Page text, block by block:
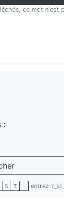
ce mot n'est
:
S T entrez T_ST_